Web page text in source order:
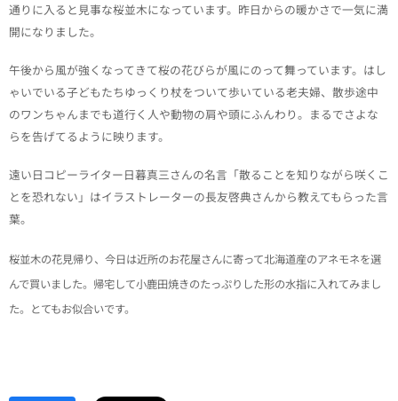
通りに入ると見事な桜並木になっています。昨日からの暖かさで一気に満
開になりました。
午後から風が強くなってきて桜の花びらが風にのって舞っています。はし
ゃいでいる子どもたちゆっくり杖をついて歩いている老夫婦、散歩途中
のワンちゃんまでも道行く人や動物の肩や頭にふんわり。まるでさよな
らを告げてるように映ります。
遠い日コピーライター日暮真三さんの名言「散ることを知りながら咲くこ
とを恐れない」はイラストレーターの長友啓典さんから教えてもらった言
葉。
桜並木の花見帰り、 今日は近所のお花屋さんに寄って北海道産のアネモネを選
んで買いました。帰宅して小鹿田焼きのたっぷりした形の水指に入れてみまし
た。とてもお似合いです。